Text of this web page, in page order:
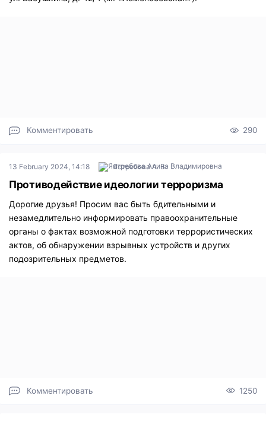
Комментировать 290
13 February 2024, 14:18 Ястребова А. В.
Противодействие идеологии терроризма
Дорогие друзья! Просим вас быть бдительными и
незамедлительно информировать правоохранительные
органы о фактах возможной подготовки террористических
актов, об обнаружении взрывных устройств и других
подозрительных предметов.
Комментировать 1250